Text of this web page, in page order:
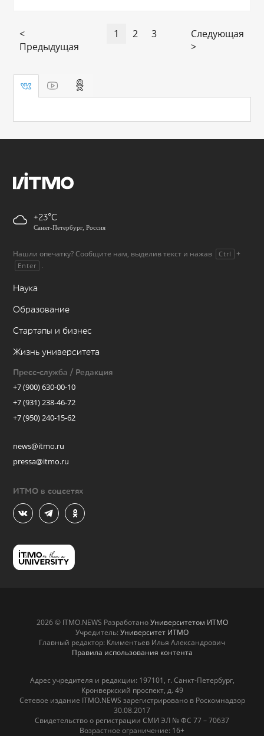
<
Предыдущая
1 2 3
Следующая
>
+23
Санкт-Петербург, Россия
Нашли опечатку? Сообщите нам, выделив текст и нажав Ctrl +
Enter .
Наука
Образование
Стартапы и бизнес
Жизнь университета
Пресс-служба / Редакция
+7 (900) 630-00-10
+7 (931) 238-46-72
+7 (950) 240-15-62
news@itmo.ru
pressa@itmo.ru
ИТМО в соцсетях
2026 © ITMO.NEWS РазработаноУниверситетом ИТМО
Учредитель: Университет ИТМО
Главный редактор: Климентьев Илья Александрович
Правила использования контента
Адрес учредителя и редакции: 197101, г. Санкт-Петербург,
Кронверкский проспект, д. 49
Сетевое издание ITMO.NEWS зарегистрировано в Роскомнадзор
30.08.2017
Свидетельство о регистрации СМИ ЭЛ № ФС 77 – 70637
Возрастное ограничение: 16+